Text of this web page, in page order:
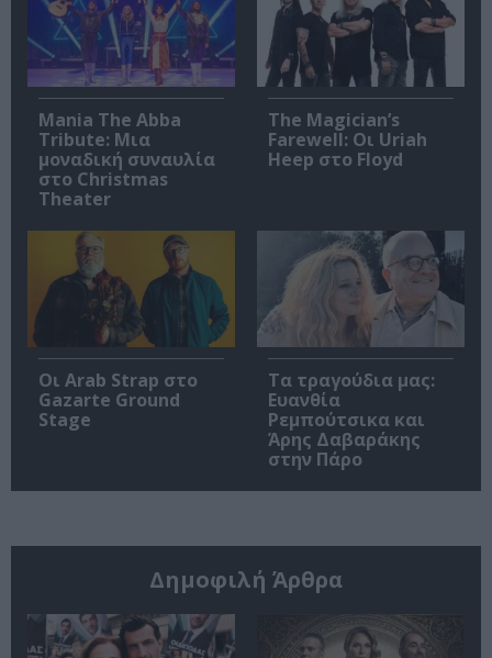
Mania The Abba
Tribute: Μια
μοναδική συναυλία
στο Christmas
Theater
The Magician’s
Farewell: Οι Uriah
Heep στο Floyd
Οι Arab Strap στο
Gazarte Ground
Stage
Τα τραγούδια μας:
Ευανθία
Ρεμπούτσικα και
Άρης Δαβαράκης
στην Πάρο
Δημοφιλή Άρθρα